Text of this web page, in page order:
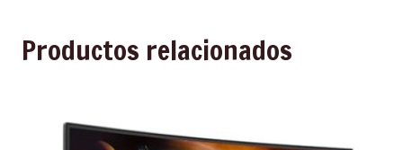
Productos relacionados